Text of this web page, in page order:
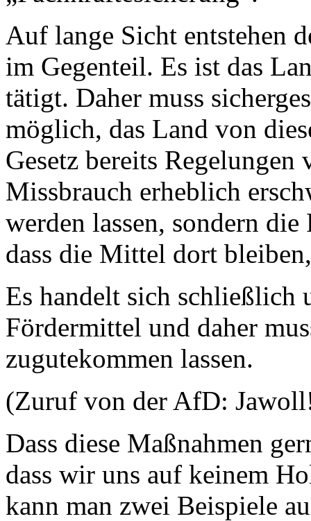
Auf lange Sicht entstehen
im Gegenteil. Es ist das
tätigt. Daher muss
möglich, das Land von
Gesetz bereits
Missbrauch erheblich
werden lassen, sondern
dass die Mittel dort
Es handelt sich schließlich
Fördermittel und daher
zugutekommen lassen.
(Zuruf von der AfD:
Dass diese Maßnahmen
dass wir uns auf keinem
kann man zwei Beispiele